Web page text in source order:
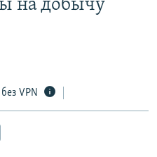
на добычу
VPN